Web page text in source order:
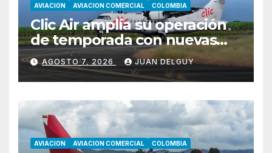
AVIACION AVIACION COMERCIAL COLOMBIA
Clic Air amplía su operación
de temporada con nuevas
rutas hacia Cartagena y Tolú
AGOSTO 7, 2026 JUAN DELGUY
AVIACION AVIACION COMERCIAL COLOMBIA